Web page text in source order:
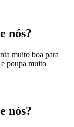
nós?
muito boa para
e poupa muito
nós?